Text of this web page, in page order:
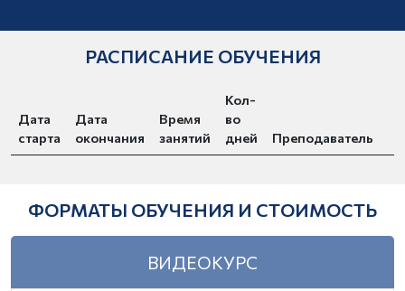
РАСПИСАНИЕ ОБУЧЕНИЯ
Дата
старта
Дата
окончания
Время
занятий
Кол-
во
дней
Преподаватель
ФОРМАТЫ ОБУЧЕНИЯ И СТОИМОСТЬ
ВИДЕОКУРС